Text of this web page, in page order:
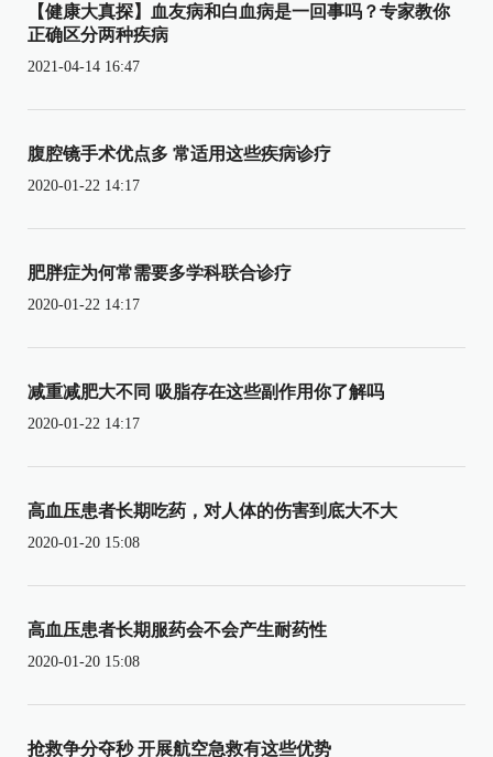
【健康大真探】血友病和白血病是一回事吗？专家教你
正确区分两种疾病
2021-04-14 16:47
腹腔镜手术优点多 常适用这些疾病诊疗
2020-01-22 14:17
肥胖症为何常需要多学科联合诊疗
2020-01-22 14:17
减重减肥大不同 吸脂存在这些副作用你了解吗
2020-01-22 14:17
高血压患者长期吃药，对人体的伤害到底大不大
2020-01-20 15:08
高血压患者长期服药会不会产生耐药性
2020-01-20 15:08
抢救争分夺秒 开展航空急救有这些优势